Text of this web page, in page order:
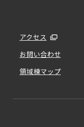
アクセス
お問い合わせ
領域棟マップ